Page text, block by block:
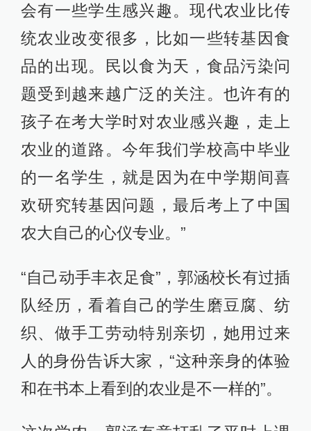
会有一些学生感兴趣。现代农业比传
统农业改变很多，比如一些转基因食
品的出现。民以食为天，食品污染问
题受到越来越广泛的关注。也许有的
孩子在考大学时对农业感兴趣，走上
农业的道路。今年我们学校高中毕业
的一名学生，就是因为在中学期间喜
欢研究转基因问题，最后考上了中国
农大自己的心仪专业。”
“自己动手丰衣足食”，郭涵校长有过插
队经历，看着自己的学生磨豆腐、纺
织、做手工劳动特别亲切，她用过来
人的身份告诉大家，“这种亲身的体验
和在书本上看到的农业是不一样的”。